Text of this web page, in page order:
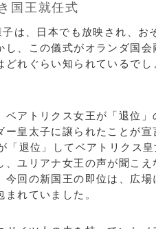
国王就任式
は、日本でも放映され、お
し、この儀式がオランダ国会
れぐらい知られているでし
アトリクス女王が「退位」
皇太子に譲られたことが宣
「退位」してベアトリクス皇
ユリアナ女王の声が聞こえ
今回の新国王の即位は、広場
れていました。